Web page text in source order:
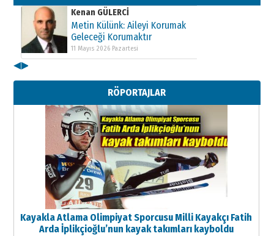
Kenan GÜLERCİ
Metin Külünk: Aileyi Korumak
Geleceği Korumaktır
11 Mayıs 2026 Pazartesi
Metin Külünk: Aileyi Korumak
Geleceği Korumaktır
11 Mayıs 2026 Pazartesi
◀▶
RÖPORTAJLAR
Kayakla Atlama Olimpiyat Sporcusu Milli Kayakçı Fatih
Arda İplikçioğlu’nun kayak takımları kayboldu